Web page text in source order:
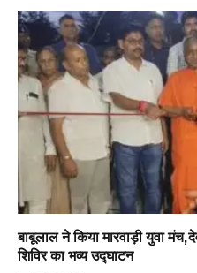
बाबूलाल ने किया मारवाड़ी युवा
शिविर का भव्य उद्घाटन